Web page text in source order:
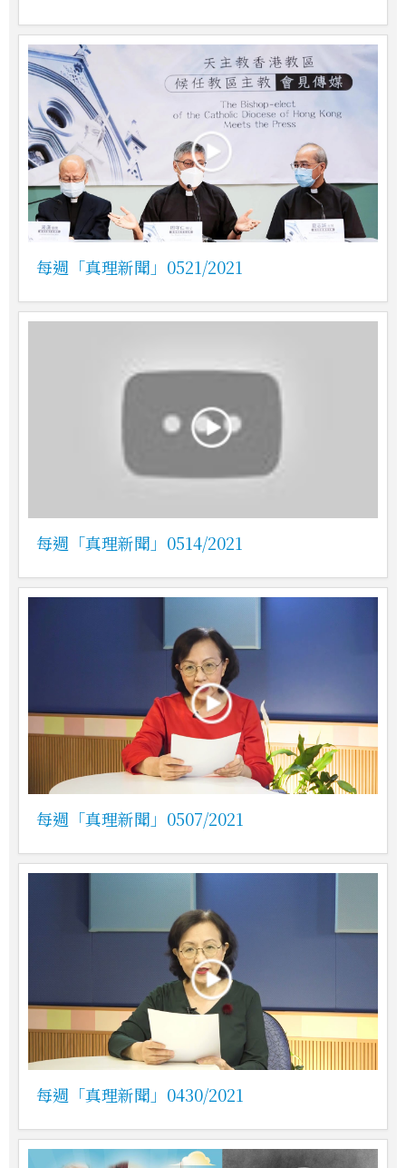
每週「真理新聞」0521/2021
每週「真理新聞」0514/2021
每週「真理新聞」0507/2021
每週「真理新聞」0430/2021